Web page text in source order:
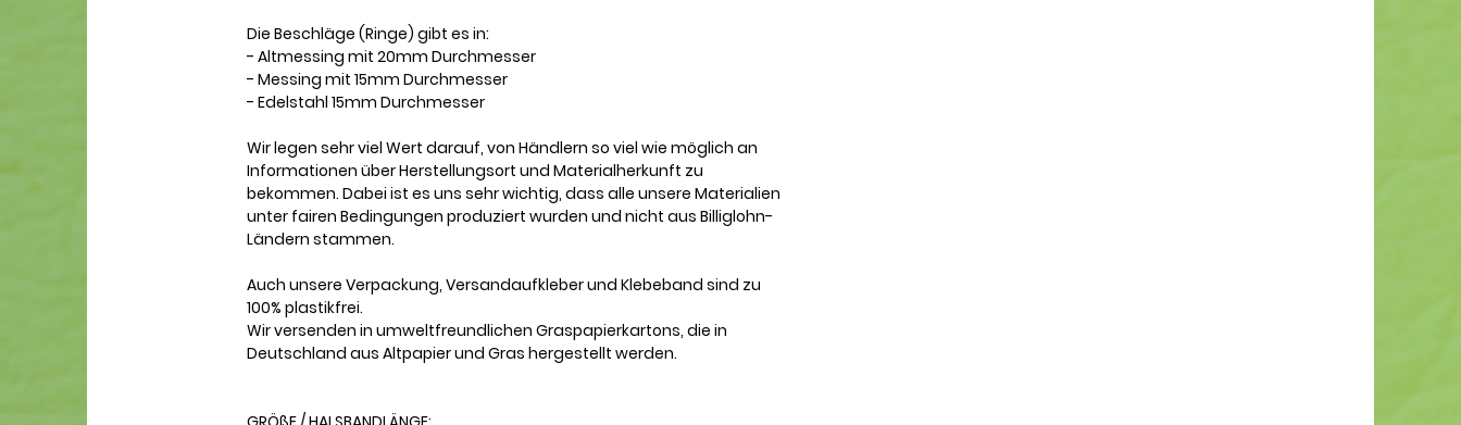
Die Beschläge (Ringe) gibt es in:
- Altmessing mit 20mm Durchmesser
- Messing mit 15mm Durchmesser
- Edelstahl 15mm Durchmesser
Wir legen sehr viel Wert darauf, von Händlern so viel wie möglich an
Informationen über Herstellungsort und Materialherkunft zu
bekommen. Dabei ist es uns sehr wichtig, dass alle unsere Materialien
unter fairen Bedingungen produziert wurden und nicht aus Billiglohn-
Ländern stammen.
Auch unsere Verpackung, Versandaufkleber und Klebeband sind zu
100% plastikfrei.
Wir versenden in umweltfreundlichen Graspapierkartons, die in
Deutschland aus Altpapier und Gras hergestellt werden.